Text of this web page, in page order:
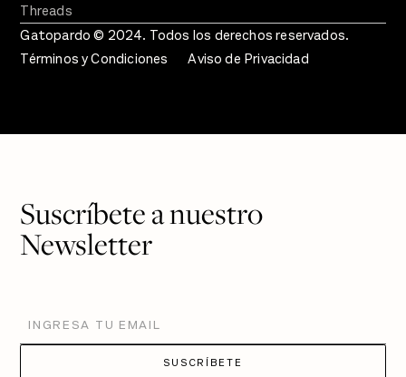
Threads
Gatopardo © 2024. Todos los derechos reservados.
Términos y Condiciones
Aviso de Privacidad
Suscríbete a nuestro
Newsletter